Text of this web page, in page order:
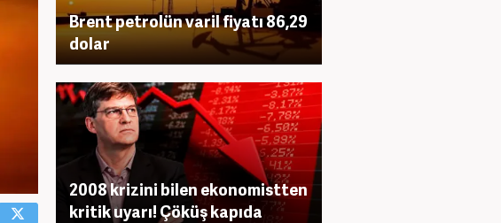
Brent petrolün varil fiyatı 86,29
dolar
2008 krizini bilen ekonomistten
kritik uyarı! Çöküş kapıda